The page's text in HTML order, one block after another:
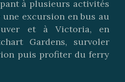
à plusieurs activités
une excursion en bus au
et à Victoria, en
Gardens, survoler
puis profiter du ferry